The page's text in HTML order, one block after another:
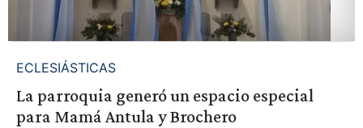
ECLESIÁSTICAS
La parroquia generó un espacio especial
para Mamá Antula y Brochero